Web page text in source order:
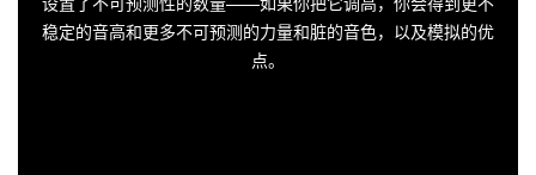
稳定的音高和更多不可预测的力量和脏的音色，以及模拟的优
点。